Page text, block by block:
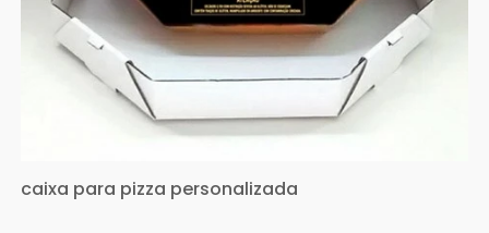
caixa para pizza personalizada